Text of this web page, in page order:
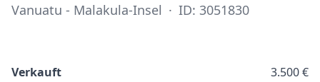
Vanuatu - Malakula-Insel · ID: 3051830
Verkauft 3.500 €